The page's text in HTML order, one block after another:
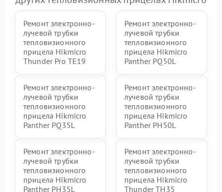
Ремонт электронно-
лучевой трубки
тепловизионного
прицела Hikmicro
Thunder Pro TE19
Ремонт электронно-
лучевой трубки
тепловизионного
прицела Hikmicro
Panther PQ50L
Ремонт электронно-
лучевой трубки
тепловизионного
прицела Hikmicro
Panther PQ35L
Ремонт электронно-
лучевой трубки
тепловизионного
прицела Hikmicro
Panther PH50L
Ремонт электронно-
лучевой трубки
тепловизионного
прицела Hikmicro
Panther PH35L
Ремонт электронно-
лучевой трубки
тепловизионного
прицела Hikmicro
Thunder TH35